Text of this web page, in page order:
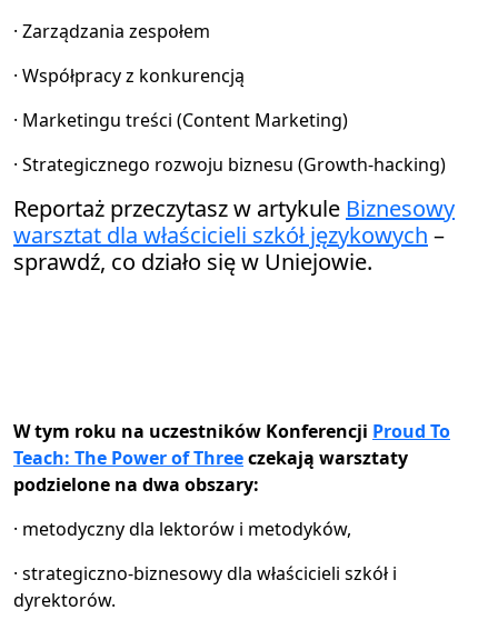
· Zarządzania zespołem
· Współpracy z konkurencją
· Marketingu treści (Content Marketing)
· Strategicznego rozwoju biznesu (Growth-hacking)
Reportaż przeczytasz w artykule Biznesowy
warsztat dla właścicieli szkół językowych –
sprawdź, co działo się w Uniejowie.
W tym roku na uczestników Konferencji Proud To
Teach: The Power of Threeczekają warsztaty
podzielone na dwa obszary:
· metodyczny dla lektorów i metodyków,
· strategiczno-biznesowy dla właścicieli szkół i
dyrektorów.